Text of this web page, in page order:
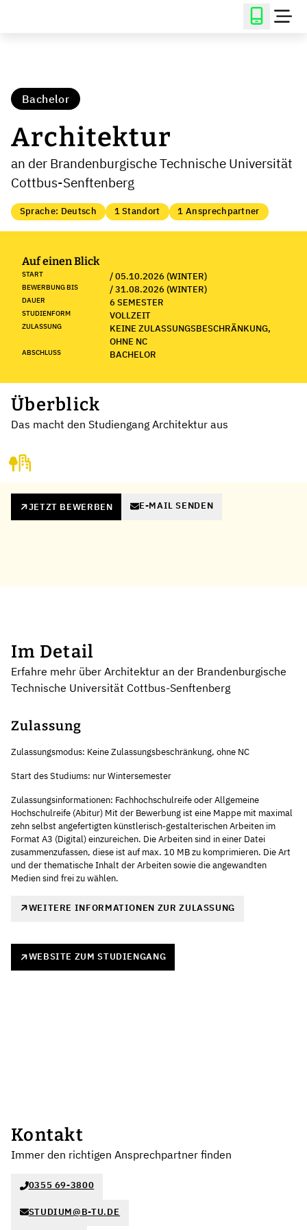
Bachelor
Architektur
an der Brandenburgische Technische Universität
Cottbus-Senftenberg
Sprache: Deutsch 1 Standort 1 Ansprechpartner
Auf einen Blick
START / 05.10.2026 (WINTER)
BEWERBUNG BIS / 31.08.2026 (WINTER)
DAUER 6 SEMESTER
STUDIENFORM VOLLZEIT
ZULASSUNG
KEINE ZULASSUNGSBESCHRÄNKUNG,
OHNE NC
ABSCHLUSS BACHELOR
Überblick
Das macht den Studiengang Architektur aus
JETZT BEWERBEN E-MAIL SENDEN
Im Detail
Erfahre mehr über Architektur an der Brandenburgische
Technische Universität Cottbus-Senftenberg
Zulassung
Zulassungsmodus: Keine Zulassungsbeschränkung, ohne NC
Start des Studiums: nur Wintersemester
Zulassungsinformationen: Fachhochschulreife oder Allgemeine
Hochschulreife (Abitur) Mit der Bewerbung ist eine Mappe mit maximal
zehn selbst angefertigten künstlerisch-gestalterischen Arbeiten im
Format A3 (Digital) einzureichen. Die Arbeiten sind in einer Datei
zusammenzufassen, diese ist auf max. 10 MB zu komprimieren. Die Art
und der thematische Inhalt der Arbeiten sowie die angewandten
Medien sind frei zu wählen.
WEITERE INFORMATIONEN ZUR ZULASSUNG
WEBSITE ZUM STUDIENGANG
Kontakt
Immer den richtigen Ansprechpartner finden
0355 69-3800
STUDIUM@B-TU.DE